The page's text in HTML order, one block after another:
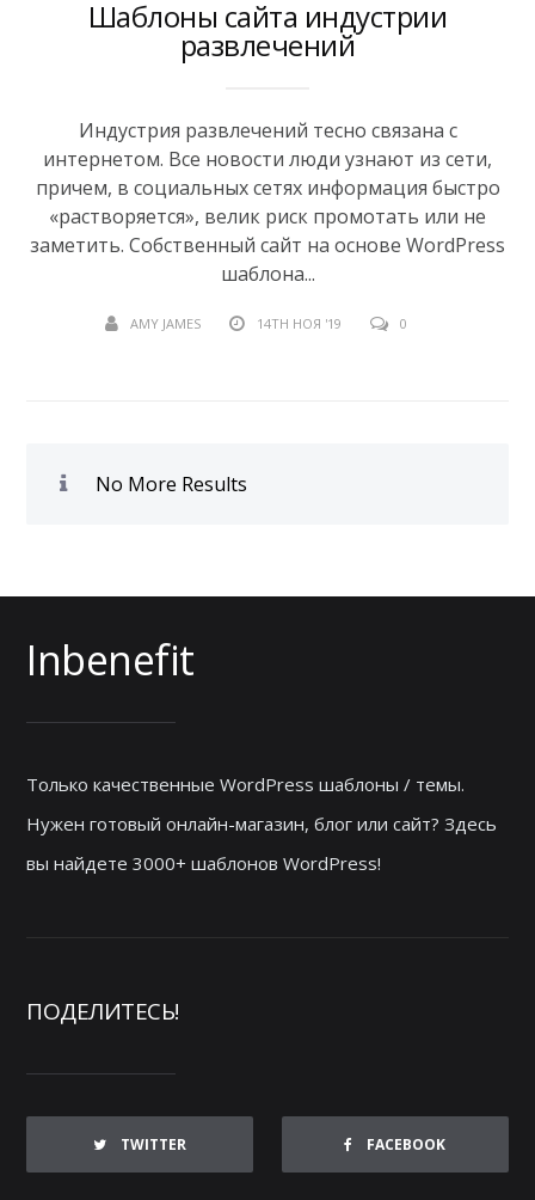
Шаблоны сайта индустрии
развлечений
Индустрия развлечений тесно связана с
интернетом. Все новости люди узнают из сети,
причем, в социальных сетях информация быстро
«растворяется», велик риск промотать или не
заметить. Собственный сайт на основе WordPress
шаблона...
AMY JAMES 14TH НОЯ '19 0
No More Results
Inbenefit
Только качественные WordPress шаблоны / темы.
Нужен готовый онлайн-магазин, блог или сайт? Здесь
вы найдете 3000+ шаблонов WordPress!
ПОДЕЛИТЕСЬ!
TWITTER FACEBOOK